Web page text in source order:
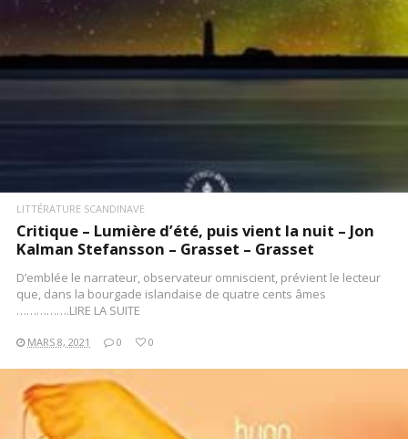
LITTÉRATURE SCANDINAVE
Critique – Lumière d’été, puis vient la nuit – Jon
Kalman Stefansson – Grasset – Grasset
D’emblée le narrateur, observateur omniscient, prévient le lecteur
que, dans la bourgade islandaise de quatre cents âmes
…………….LIRE LA SUITE
MARS 8, 2021 0 0